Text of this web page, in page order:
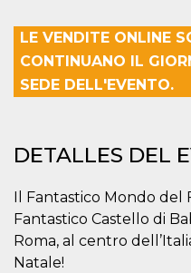
LE VENDITE ONLINE
CONTINUANO IL
SEDE DELL'EVENTO.
DETALLES DEL
Il Fantastico Mondo del
Fantastico Castello di
Roma, al centro
Natale!